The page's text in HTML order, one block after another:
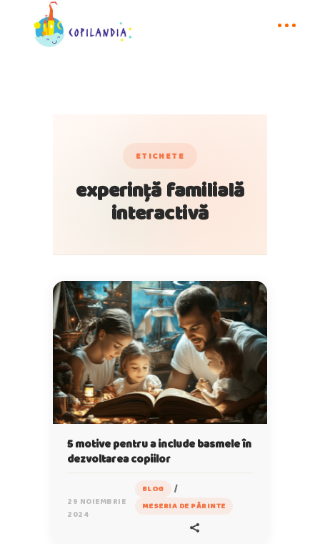
ETICHETE
experință familială
interactivă
5 motive pentru a include basmele în
dezvoltarea copiilor
29 NOIEMBRIE
2024
BLOG /
MESERIA DE PĂRINTE